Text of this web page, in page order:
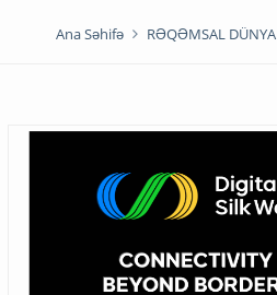
Ana Səhifə RƏQƏMSAL DÜNYA